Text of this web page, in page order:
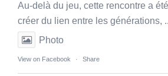
Au-delà du jeu, cette rencontre a
créer du lien entre les générations,
Photo
View on Facebook · Share